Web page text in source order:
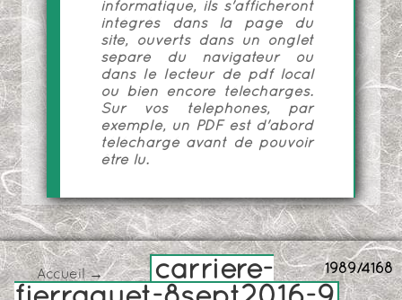
informatique, ils s'afficheront
intégrés dans la page du
site, ouverts dans un onglet
séparé du navigateur ou
dans le lecteur de pdf local
ou bien encore téléchargés.
Sur vos téléphones, par
exemple, un PDF est d'abord
téléchargé avant de pouvoir
être lu.
1989/4168
Accueil→
carriere-